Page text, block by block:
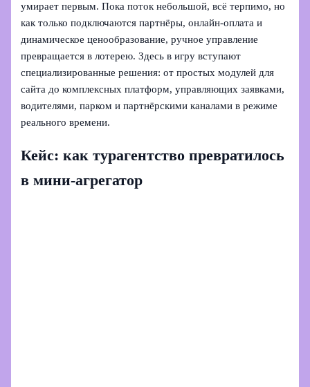
умирает первым. Пока поток небольшой, всё терпимо, но
как только подключаются партнёры, онлайн‑оплата и
динамическое ценообразование, ручное управление
превращается в лотерею. Здесь в игру вступают
специализированные решения: от простых модулей для
сайта до комплексных платформ, управляющих заявками,
водителями, парком и партнёрскими каналами в режиме
реального времени.
Кейс: как турагентство превратилось
в мини‑агрегатор